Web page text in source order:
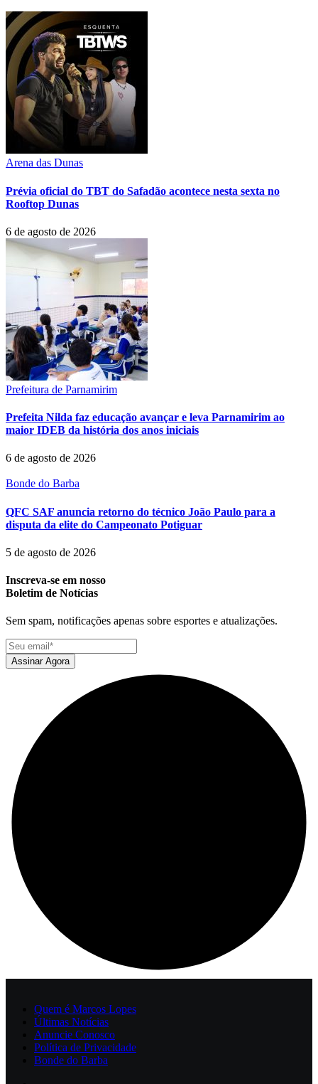
Arena das Dunas
Prévia oficial do TBT do Safadão acontece nesta sexta no
Rooftop Dunas
6 de agosto de 2026
Prefeitura de Parnamirim
Prefeita Nilda faz educação avançar e leva Parnamirim ao
maior IDEB da história dos anos iniciais
6 de agosto de 2026
Bonde do Barba
QFC SAF anuncia retorno do técnico João Paulo para a
disputa da elite do Campeonato Potiguar
5 de agosto de 2026
Inscreva-se em nosso
Boletim de Notícias
Sem spam, notificações apenas sobre esportes e atualizações.
Assinar Agora
Quem é Marcos Lopes
Últimas Notícias
Anuncie Conosco
Política de Privacidade
Bonde do Barba